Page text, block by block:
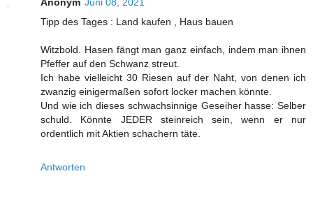
Anonym Juni 08, 2021
Tipp des Tages : Land kaufen , Haus bauen
Witzbold. Hasen fängt man ganz einfach, indem man ihnen
Pfeffer auf den Schwanz streut.
Ich habe vielleicht 30 Riesen auf der Naht, von denen ich
zwanzig einigermaßen sofort locker machen könnte.
Und wie ich dieses schwachsinnige Geseiher hasse: Selber
schuld. Könnte JEDER steinreich sein, wenn er nur
ordentlich mit Aktien schachern täte.
Antworten